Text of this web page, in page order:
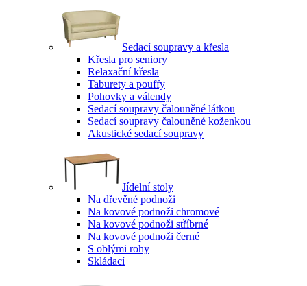
Sedací soupravy a křesla
Křesla pro seniory
Relaxační křesla
Taburety a pouffy
Pohovky a válendy
Sedací soupravy čalouněné látkou
Sedací soupravy čalouněné koženkou
Akustické sedací soupravy
Jídelní stoly
Na dřevěné podnoži
Na kovové podnoži chromové
Na kovové podnoži stříbrné
Na kovové podnoži černé
S oblými rohy
Skládací